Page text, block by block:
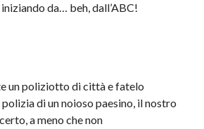
da… beh, dall’ABC!
un poliziotto di città e fatelo
di un noioso paesino, il nostro
a meno che non